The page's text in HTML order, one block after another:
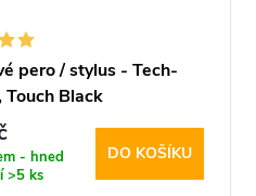
pero / stylus - Tech-
Touch Black
- hned
>5 ks
DO KOŠÍKU